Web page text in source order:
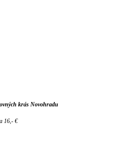
krás Novohradu
16,- €